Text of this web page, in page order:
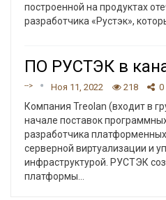
построенной на продуктах
разработчика «Рустэк»,
ПО РУСТЭК в
--> Ноя 11, 2022 218 0
Компания Treolan (входит в
начале поставок
разработчика
серверной виртуализации и
инфраструктурой. РУСТЭК
платформы